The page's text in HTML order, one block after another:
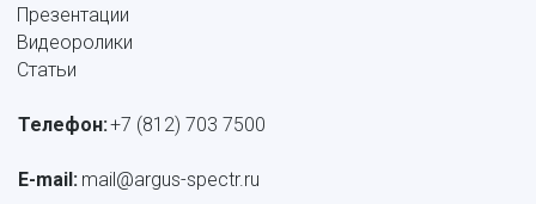
Презентации
Видеоролики
Статьи
Телефон:+7 (812) 703 7500
E-mail: mail@argus-spectr.ru